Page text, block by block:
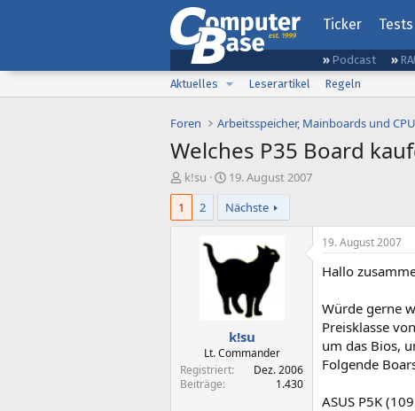
Ticker Tests
Podcast
Aktuelles
Leserartikel Regeln
Foren Arbeitsspeicher, Mainboards und
Welches P35 Board
E
r
t
k!su
E
r
s
t
l
a
m
19. August 2007
1
2 Nächste
k!su
Lt. Commander
Registriert
Dez. 2006
Beiträge
1.430
19. August 2007
Hallo
Würde gerne
Preisklasse
um das Bios,
Folgende
ASUS P5K